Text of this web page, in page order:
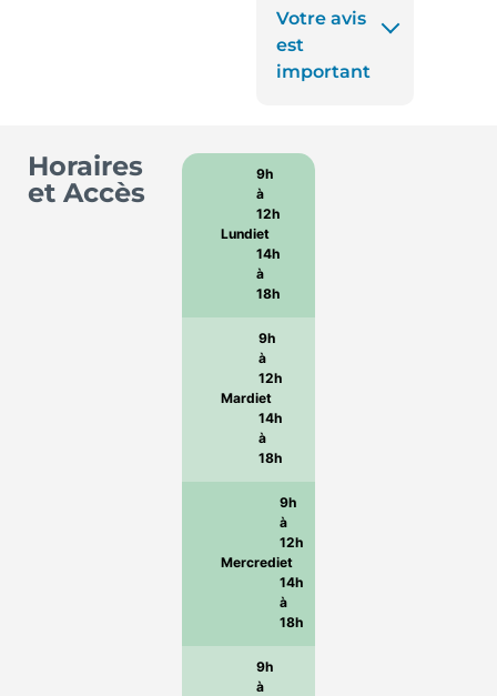
Votre avis
est
important
Horaires
et Accès
Lundi
9h
à
12h
et
14h
à
18h
Mardi
9h
à
12h
et
14h
à
18h
Mercredi
9h
à
12h
et
14h
à
18h
9h
à